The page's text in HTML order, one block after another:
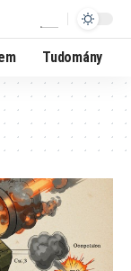
Tudomány